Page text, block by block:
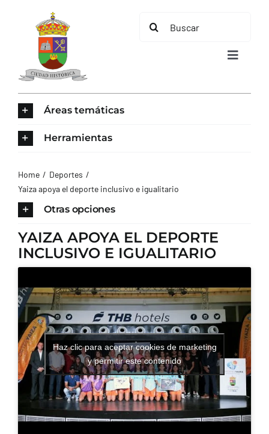
contenido
Buscar:
Toggle
AYUNTAMIENTO
TURISMO
CONTACTO
Áreas temáticas
Herramientas
Home
Deportes
Yaiza apoya el deporte inclusivo e igualitario
Otras opciones
YAIZA APOYA EL DEPORTE
INCLUSIVO E IGUALITARIO
Haz clic para aceptar cookies de marketing
y permitir este contenido